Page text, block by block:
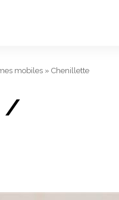
mobiles » Chenillette
/